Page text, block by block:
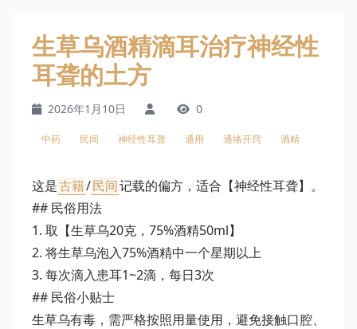
生草乌酒精滴耳治疗神经性
耳聋的土方
2026年1月10日 0
中药 民间 神经性耳聋 通用 通络开窍 酒精
这是古籍/民间记载的偏方，适合【神经性耳聋】。
## 民俗用法
1. 取【生草乌20克，75%酒精50ml】
2. 将生草乌泡入75%酒精中一个星期以上
3. 每次滴入患耳1~2滴，每日3次
## 民俗小贴士
生草乌有毒，需严格按照用量使用，避免接触口腔、